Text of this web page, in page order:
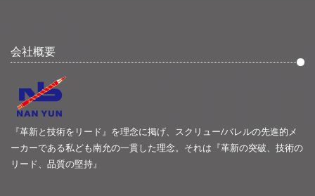
会社概要
『革新と技術をリード』を理念に掲げ、スクリュー/バレルの先進的メ
ーカーである私ども南允の一貫した理念。それは『革新の突破、技術の
リード、品質の堅持』